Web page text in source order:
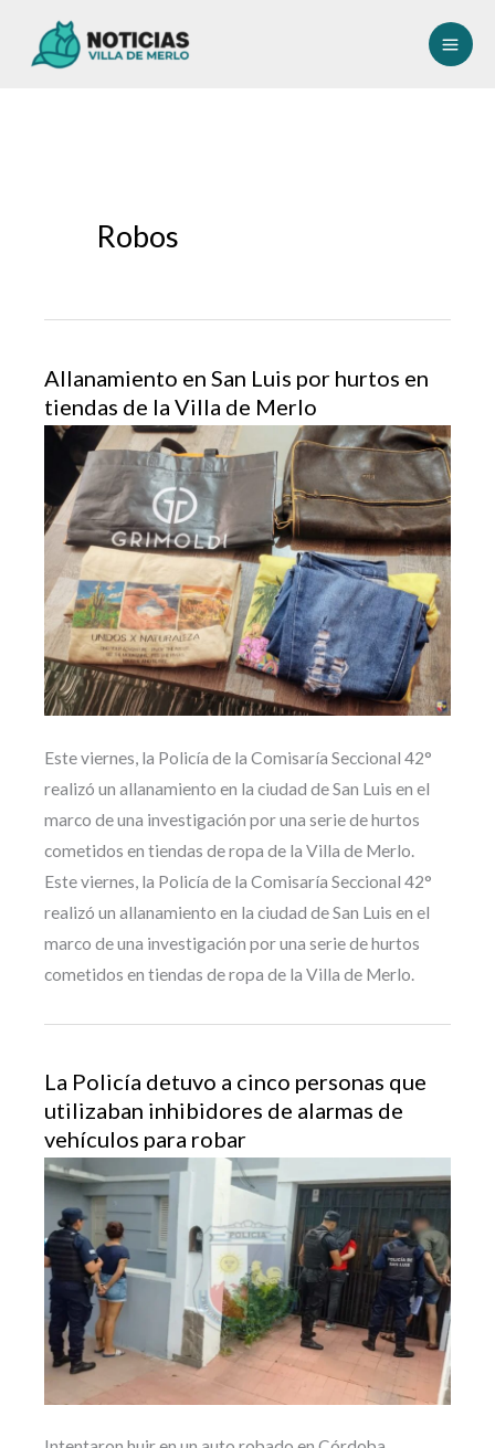
Robos
Allanamiento en San Luis por hurtos en
tiendas de la Villa de Merlo
Este viernes, la Policía de la Comisaría Seccional 42°
realizó un allanamiento en la ciudad de San Luis en el
marco de una investigación por una serie de hurtos
cometidos en tiendas de ropa de la Villa de Merlo.
Este viernes, la Policía de la Comisaría Seccional 42°
realizó un allanamiento en la ciudad de San Luis en el
marco de una investigación por una serie de hurtos
cometidos en tiendas de ropa de la Villa de Merlo.
La Policía detuvo a cinco personas que
utilizaban inhibidores de alarmas de
vehículos para robar